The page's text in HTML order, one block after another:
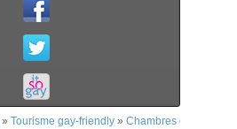
» Tourisme gay-friendly » Chambres d'hôtes